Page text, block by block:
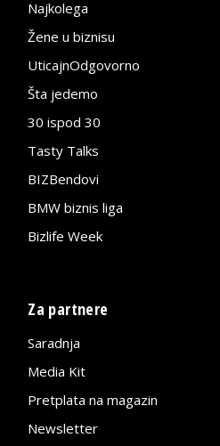
Najkolega
Žene u biznisu
UticajnOdgovorno
Šta jedemo
30 ispod 30
Tasty Talks
BIZBendovi
BMW biznis liga
Bizlife Week
Za partnere
Saradnja
Media Kit
Pretplata na magazin
Newsletter